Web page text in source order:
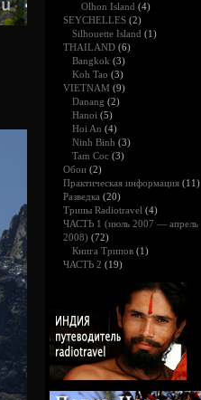
Olhon Island (4)
SEYCHELLES (2)
Silhouette Island (1)
THAILAND (6)
Bangkok (3)
Koh Tao (3)
VIETNAM (9)
Danang (2)
Hanoi (5)
Hoi An (4)
Ninh Binh (3)
Tam Coc (3)
Обои (2)
Практическая информация (11)
Разведка (20)
Трипы Radiotravel (4)
ЧАСТЬ 1 (июль 2007 — апрель
2008) (72)
Книга Трипов (1)
ЧАСТЬ 2 (19)